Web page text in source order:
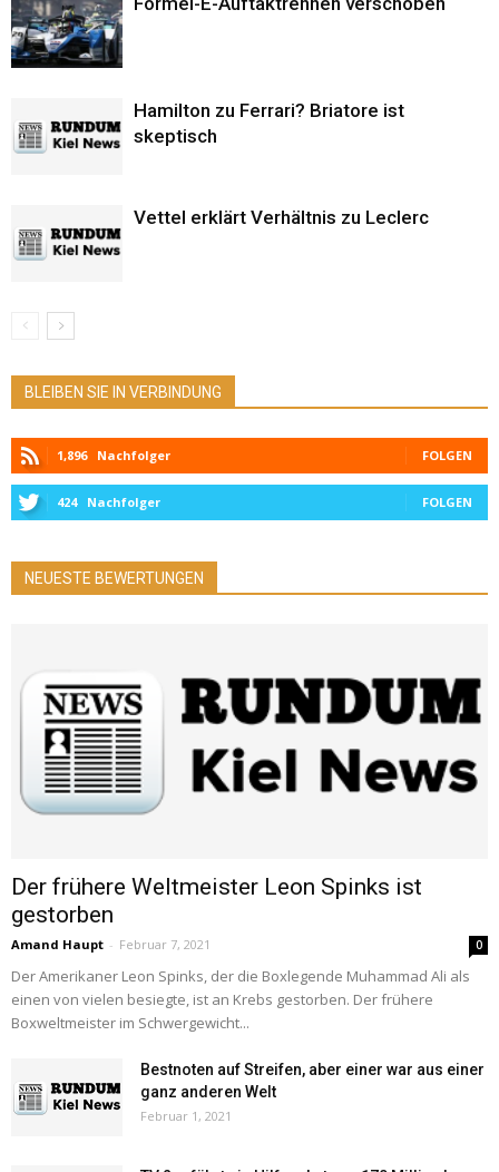
Hamilton zu Ferrari? Briatore ist
skeptisch
Vettel erklärt Verhältnis zu Leclerc
BLEIBEN SIE IN VERBINDUNG
1,896 Nachfolger FOLGEN
424 Nachfolger FOLGEN
NEUESTE BEWERTUNGEN
Der frühere Weltmeister Leon Spinks ist
gestorben
Amand Haupt - Februar 7, 2021 0
Der Amerikaner Leon Spinks, der die Boxlegende Muhammad Ali als
einen von vielen besiegte, ist an Krebs gestorben. Der frühere
Boxweltmeister im Schwergewicht...
Bestnoten auf Streifen, aber einer war aus einer
ganz anderen Welt
Februar 1, 2021